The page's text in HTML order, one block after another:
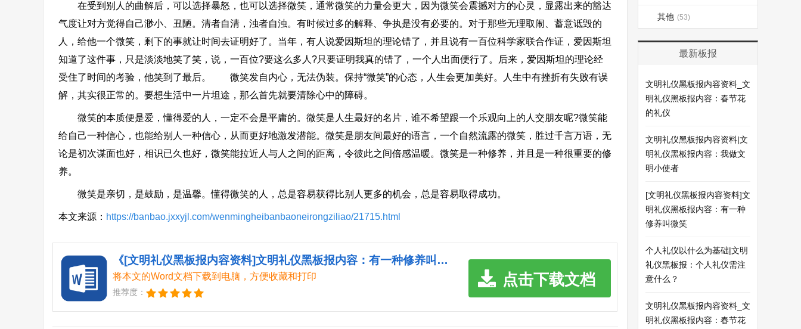
在受到别人的曲解后，可以选择暴怒，也可以选择微笑，通常微笑的力量会更大，因为微笑会震撼对方的心灵，显露出来的豁达
气度让对方觉得自己渺小、丑陋。清者自清，浊者自浊。有时候过多的解释、争执是没有必要的。对于那些无理取闹、蓄意诋毁的
人，给他一个微笑，剩下的事就让时间去证明好了。当年，有人说爱因斯坦的理论错了，并且说有一百位科学家联合作证，爱因斯坦
知道了这件事，只是淡淡地笑了笑，说，一百位?要这么多人?只要证明我真的错了，一个人出面便行了。后来，爱因斯坦的理论经
受住了时间的考验，他笑到了最后。 微笑发自内心，无法伪装。保持“微笑”的心态，人生会更加美好。人生中有挫折有失败有误
解，其实很正常的。要想生活中一片坦途，那么首先就要清除心中的障碍。
微笑的本质便是爱，懂得爱的人，一定不会是平庸的。微笑是人生最好的名片，谁不希望跟一个乐观向上的人交朋友呢?微笑能
给自己一种信心，也能给别人一种信心，从而更好地激发潜能。微笑是朋友间最好的语言，一个自然流露的微笑，胜过千言万语，无
论是初次谋面也好，相识已久也好，微笑能拉近人与人之间的距离，令彼此之间倍感温暖。微笑是一种修养，并且是一种很重要的修
养。
微笑是亲切，是鼓励，是温馨。懂得微笑的人，总是容易获得比别人更多的机会，总是容易取得成功。
本文来源： https://banbao.jxxyjl.com/wenmingheibanbaoneirongziliao/21715.html
《[文明礼仪黑板报内容资料]文明礼仪黑板报内容：有一种修养叫微笑.doc》
将本文的Word文档下载到电脑，方便收藏和打印
推荐度：
点击下载文档
其他 (53)
最新板报
文明礼仪黑板报内容资料_文
明礼仪黑板报内容：春节花
的礼仪
文明礼仪黑板报内容资料|文
明礼仪黑板报内容：我做文
明小使者
[文明礼仪黑板报内容资料]文
明礼仪黑板报内容：有一种
修养叫微笑
个人礼仪以什么为基础|文明
礼仪黑板报：个人礼仪需注
意什么？
文明礼仪黑板报内容资料_文
明礼仪黑板报内容：春节花